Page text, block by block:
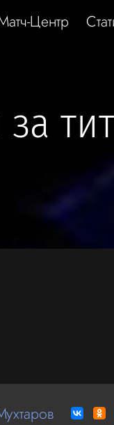
Центр